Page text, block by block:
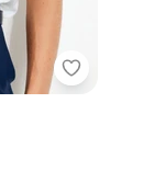
Gola LaçoSouq -